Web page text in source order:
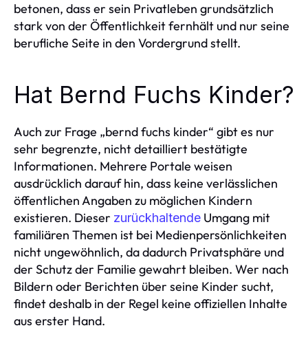
betonen, dass er sein Privatleben grundsätzlich
stark von der Öffentlichkeit fernhält und nur seine
berufliche Seite in den Vordergrund stellt.
Hat Bernd Fuchs Kinder?
Auch zur Frage „bernd fuchs kinder“ gibt es nur
sehr begrenzte, nicht detailliert bestätigte
Informationen. Mehrere Portale weisen
ausdrücklich darauf hin, dass keine verlässlichen
öffentlichen Angaben zu möglichen Kindern
existieren. Dieser zurückhaltende Umgang mit
familiären Themen ist bei Medienpersönlichkeiten
nicht ungewöhnlich, da dadurch Privatsphäre und
der Schutz der Familie gewahrt bleiben. Wer nach
Bildern oder Berichten über seine Kinder sucht,
findet deshalb in der Regel keine offiziellen Inhalte
aus erster Hand.